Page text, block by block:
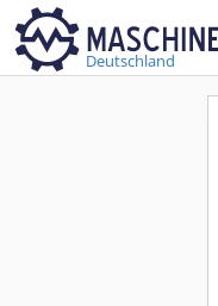
Deutschland